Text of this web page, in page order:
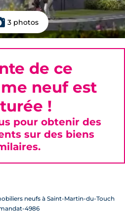
3 photos
neufs à Saint-Martin-du-Touch
4986
de ce
neuf est
!
pour obtenir des
sur des biens